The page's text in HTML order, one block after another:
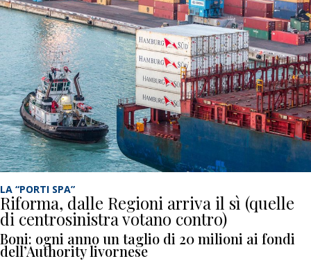
LA “PORTI SPA”
Riforma, dalle Regioni arriva il sì (quelle
di centrosinistra votano contro)
Boni: ogni anno un taglio di 20 milioni ai fondi
dell’Authority livornese